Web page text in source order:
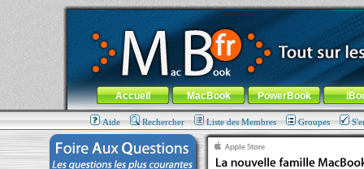
MacBook-fr.com : 100% Apple... 100% nomade !
Aller au contenu-Aller au menu général-Aller au menu de
Menu général
Accueil MacBook PowerBook
Aide Rechercher Liste des Membres Groupes